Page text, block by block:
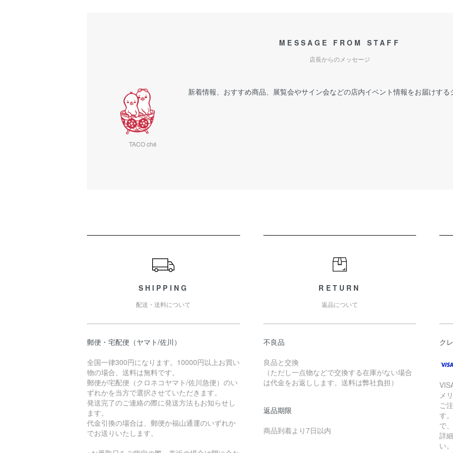
MESSAGE FROM STAFF
店長からのメッセージ
TACO ché
新着情報、おすすめ商品、展覧会やサイン会などの店内イベント情報をお届けする
SHIPPING
配送・送料について
郵便・宅配便（ヤマト/佐川）
全国一律300円になります。10000円以上お買い
物の場合、送料は無料です。
郵便が宅配便（クロネコヤマト/佐川急便）のい
ずれかを当方で選択させていただきます。
発送完了のご連絡の際に発送方法もお知らせし
ます。
代金引換の場合は、郵便か福山通運のいずれか
でお送りいたします。
RETURN
返品について
不良品
良品と交換
（ただし一点物などで交換する在庫がない場合
は代金をお返しします。送料は弊社負担）
返品期限
商品到着より7日以内
ク
メ
ご
す
で
詳
い。